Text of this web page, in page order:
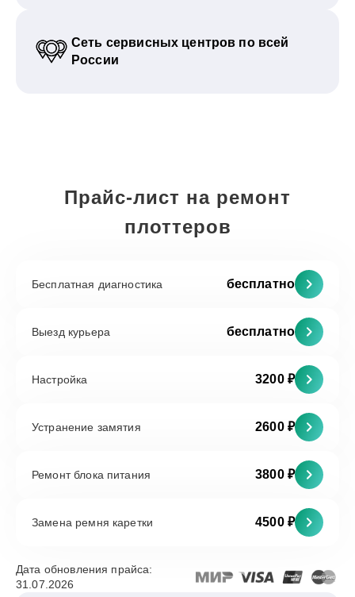
Сеть сервисных центров по всей
России
Прайс-лист на ремонт
плоттеров
Бесплатная диагностика бесплатно
Выезд курьера бесплатно
Настройка 3200 ₽
Устранение замятия 2600 ₽
Ремонт блока питания 3800 ₽
Замена ремня каретки 4500 ₽
Дата обновления прайса:
31.07.2026